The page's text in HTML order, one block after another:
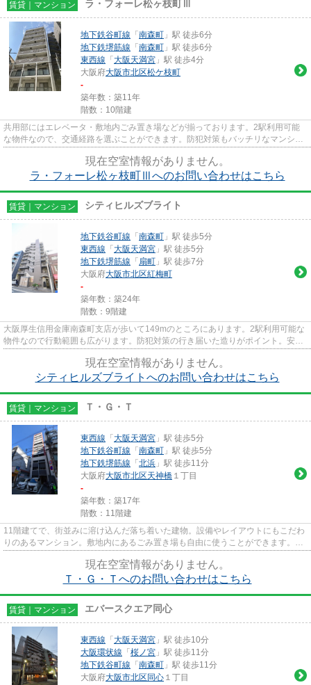
賃貸｜マンション ラ・フォーレ松ヶ枝町Ⅲ
地下鉄谷町線 「 南森町 」駅 徒歩6分
地下鉄堺筋線 「 南森町 」駅 徒歩6分
東西線 「 大阪天満宮 」駅 徒歩4分
大阪府大阪市北区松ケ枝町
-
築年数：築11年
階数：10階建
共用部にはエレベータ・敷地内ごみ置き場などが揃っております。2駅利用可能
な物件なので、交通経路を選ぶことができます。防犯対策もバッチリなマンショ
現在空室情報がありません。
ラ・フォーレ松ヶ枝町Ⅲへのお問い合わせはこちら
賃貸｜マンション シティヒルズブライト
地下鉄谷町線 「 南森町 」駅 徒歩5分
東西線 「 大阪天満宮 」駅 徒歩5分
地下鉄堺筋線 「 扇町 」駅 徒歩7分
大阪府大阪市北区紅梅町
-
築年数：築24年
階数：9階建
大阪厚生信用金庫南森町支店が歩いて149mのところにあります。2駅利用可能な
物件なので行動範囲も広がります。防犯対策の行き届いた造りがポイント。安心
現在空室情報がありません。
シティヒルズブライトへのお問い合わせはこちら
賃貸｜マンション Ｔ・Ｇ・Ｔ
東西線 「 大阪天満宮 」駅 徒歩5分
地下鉄谷町線 「 南森町 」駅 徒歩5分
地下鉄堺筋線 「 北浜 」駅 徒歩11分
大阪府大阪市北区天神橋 １丁目
-
築年数：築17年
階数：11階建
11階建てで、街並みに溶け込んだ落ち着いた建物。設備やレイアウトにもこだわ
りのあるマンション。敷地内にあるごみ置き場も自由に使うことができます。地
現在空室情報がありません。
Ｔ・Ｇ・Ｔへのお問い合わせはこちら
賃貸｜マンション エバースクエア同心
東西線 「 大阪天満宮 」駅 徒歩10分
大阪環状線 「 桜ノ宮 」駅 徒歩11分
地下鉄谷町線 「 南森町 」駅 徒歩11分
大阪府大阪市北区 同心 １丁目